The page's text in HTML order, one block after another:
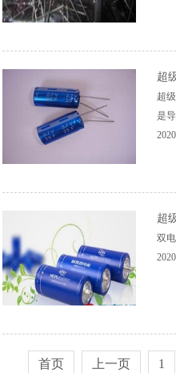
超
超
是
超
双
首页 上一页 1